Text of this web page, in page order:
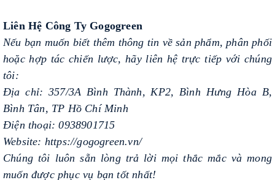
Liên Hệ Công Ty Gogogreen
Nếu bạn muốn biết thêm thông tin về sản phẩm, phân phối
hoặc hợp tác chiến lược, hãy liên hệ trực tiếp với chúng
tôi:
Địa chỉ: 357/3A Bình Thành, KP2, Bình Hưng Hòa B,
Bình Tân, TP Hồ Chí Minh
Điện thoại: 0938901715
Website: https://gogogreen.vn/
Chúng tôi luôn sẵn lòng trả lời mọi thắc mắc và mong
muốn được phục vụ bạn tốt nhất!